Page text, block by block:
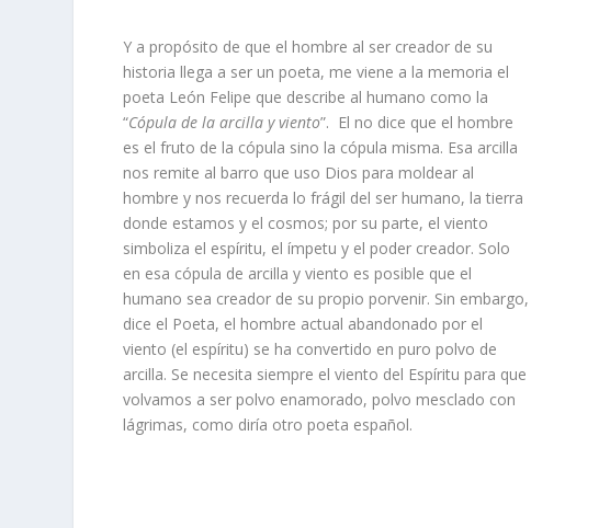
Y a propósito de que el hombre al ser creador de su
historia llega a ser un poeta, me viene a la memoria el
poeta León Felipe que describe al humano como la
“Cópula de la arcilla y viento”. El no dice que el hombre
es el fruto de la cópula sino la cópula misma. Esa arcilla
nos remite al barro que uso Dios para moldear al
hombre y nos recuerda lo frágil del ser humano, la tierra
donde estamos y el cosmos; por su parte, el viento
simboliza el espíritu, el ímpetu y el poder creador. Solo
en esa cópula de arcilla y viento es posible que el
humano sea creador de su propio porvenir. Sin embargo,
dice el Poeta, el hombre actual abandonado por el
viento (el espíritu) se ha convertido en puro polvo de
arcilla. Se necesita siempre el viento del Espíritu para que
volvamos a ser polvo enamorado, polvo mesclado con
lágrimas, como diría otro poeta español.